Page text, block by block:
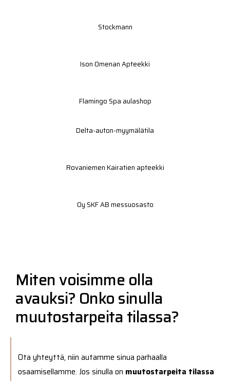
Stockmann
Ison Omenan Apteekki
Flamingo Spa aulashop
Delta-auton-myymälätila
Rovaniemen Kairatien apteekki
Oy SKF AB messuosasto
Miten voisimme olla
avauksi? Onko sinulla
muutostarpeita tilassa?
Ota yhteyttä, niin autamme sinua parhaalla
osaamisellamme. Jos sinulla on muutostarpeita tilassa